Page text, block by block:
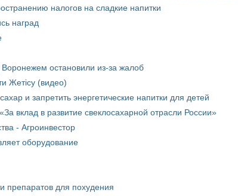
налогов на сладкие напитки
наград
остановили из-за жалоб
Жетісу (видео)
и запретить энергетические напитки для детей
вклад в развитие свеклосахарной отрасли России»
- Агроинвестор
оборудование
препаратов для похудения